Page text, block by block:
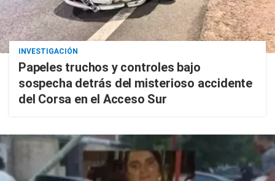
INVESTIGACIÓN
Papeles truchos y controles bajo
sospecha detrás del misterioso accidente
del Corsa en el Acceso Sur